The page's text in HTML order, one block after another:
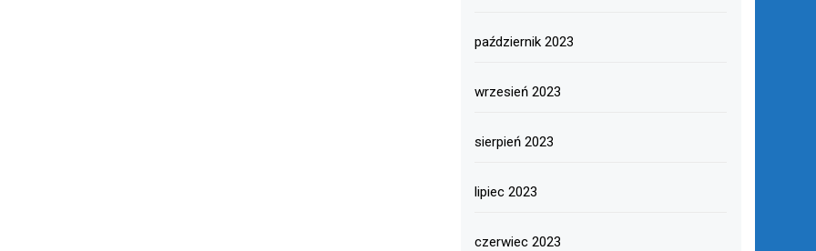
październik 2023
wrzesień 2023
sierpień 2023
lipiec 2023
czerwiec 2023